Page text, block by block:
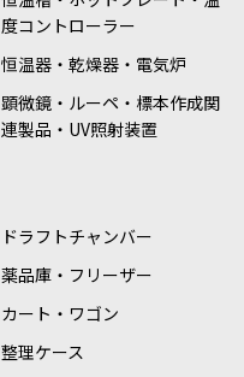
度コントローラー
恒温器・乾燥器・電気炉
顕微鏡・ルーペ・標本作成関
連製品・UV照射装置
ドラフトチャンバー
薬品庫・フリーザー
カート・ワゴン
整理ケース